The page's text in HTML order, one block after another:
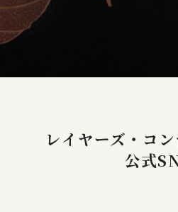
レイヤーズ・コ
公式